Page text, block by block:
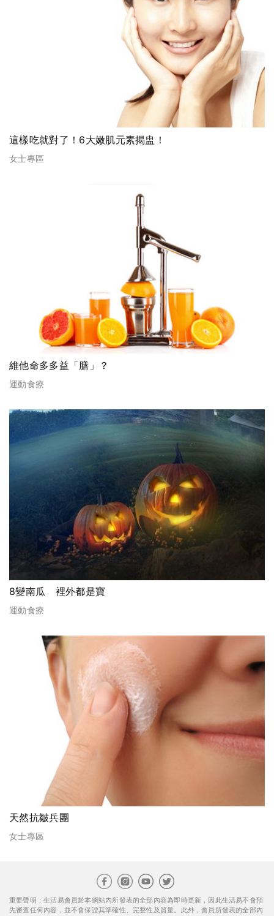
這樣吃就對了！6大嫩肌元素揭盅！
女士專區
維他命多多益「膳」？
運動食療
8變南瓜 裡外都是寶
運動食療
天然抗皺兵團
女士專區
重要聲明：生活易會員於本網站內所發表的全部內容為即時更新，因此生活易不會預
先審查任何內容，並不會保證其準確性、完整性及質量。此外，會員所發表的全部內